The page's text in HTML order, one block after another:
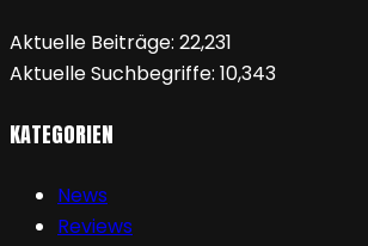
Aktuelle Beiträge: 22,231
Aktuelle Suchbegriffe: 10,343
KATEGORIEN
News
Reviews